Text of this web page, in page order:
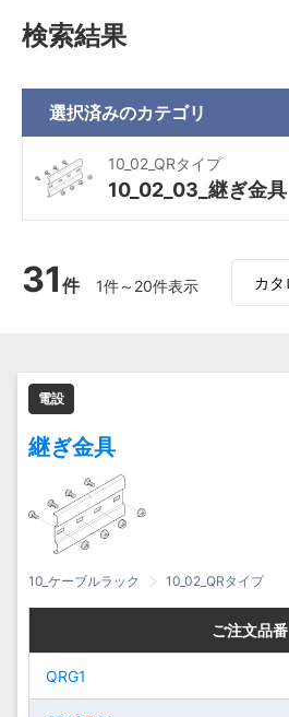
検索結果
選択済みのカテゴリ
10_02_QRタイプ
10_02_03_継ぎ金具
31 件 1件～20件表示
電設
継ぎ金具
10_ケーブルラック 10_02_QRタイプ
QRG1
ご注文品番
QRG1
QRG1
ご注文品番
QRG1